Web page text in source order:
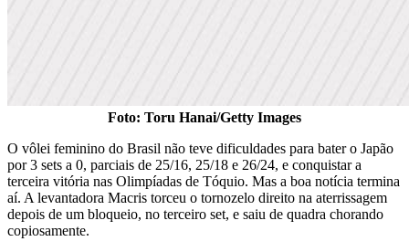
Foto: Toru Hanai/Getty Images
O vôlei feminino do Brasil não teve dificuldades para bater o Japão
por 3 sets a 0, parciais de 25/16, 25/18 e 26/24, e conquistar a
terceira vitória nas Olimpíadas de Tóquio. Mas a boa notícia termina
aí. A levantadora Macris torceu o tornozelo direito na aterrissagem
depois de um bloqueio, no terceiro set, e saiu de quadra chorando
copiosamente.